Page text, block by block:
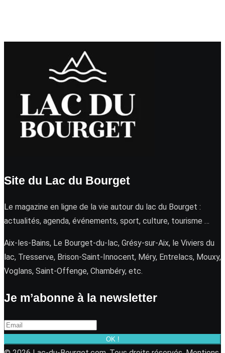
Site du Lac du Bourget
Le magazine en ligne de la vie autour du lac du Bourget :
actualités, agenda, événements, sport, culture, tourisme …
Aix-les-Bains, Le Bourget-du-lac, Grésy-sur-Aix, le Viviers du
lac, Tresserve, Brison-Saint-Innocent, Méry, Entrelacs, Mouxy,
Voglans, Saint-Offenge, Chambéry, etc.
Je m’abonne à la newsletter
OK !